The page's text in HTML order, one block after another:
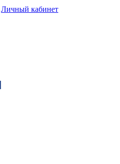
Личный кабинет